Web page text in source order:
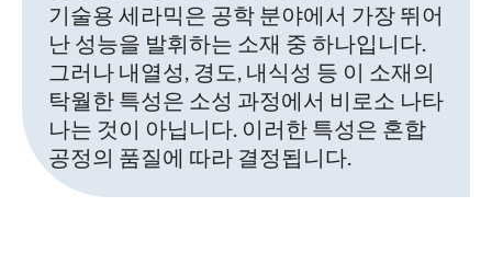
기술용 세라믹은 공학 분야에서 가장 뛰어
난 성능을 발휘하는 소재 중 하나입니다.
그러나 내열성, 경도, 내식성 등 이 소재의
탁월한 특성은 소성 과정에서 비로소 나타
나는 것이 아닙니다. 이러한 특성은 혼합
공정의 품질에 따라 결정됩니다.